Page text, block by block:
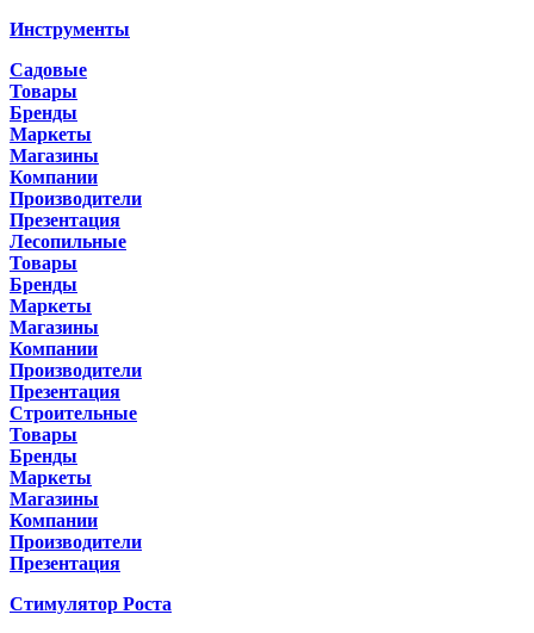
Инструменты
Садовые
Товары
Бренды
Маркеты
Магазины
Компании
Производители
Презентация
Лесопильные
Товары
Бренды
Маркеты
Магазины
Компании
Производители
Презентация
Строительные
Товары
Бренды
Маркеты
Магазины
Компании
Производители
Презентация
Стимулятор Роста